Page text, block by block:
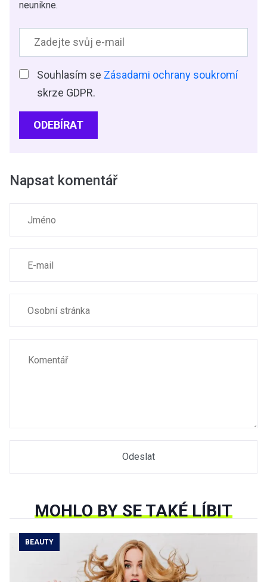
neunikne.
Souhlasím se Zásadami ochrany soukromí
skrze GDPR.
ODEBÍRAT
Napsat komentář
MOHLO BY SE TAKÉ LÍBIT
BEAUTY